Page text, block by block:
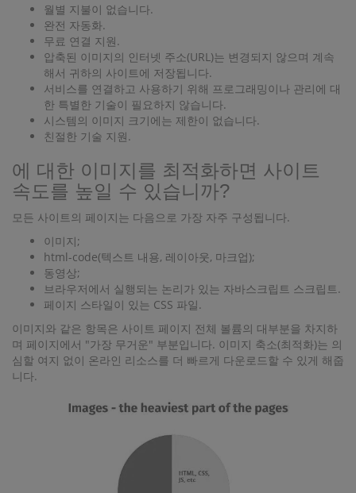
월별 지불이 없습니다.
완전 자동화.
무료 연결 지원.
압축된 이미지의 인터넷 주소(URL)는 변경되지 않으며 계속
해서 귀하의 사이트에 저장됩니다.
서비스를 연결하고 사용하기 위해 프로그래밍이나 관리에 대
한 특별한 기술이 필요하지 않습니다.
시스템의 이미지 크기에는 제한이 없습니다.
친절한 기술 지원.
에 대한 이미지를 최적화하면 사이트
속도를 높일 수 있습니까?
모든 사이트의 페이지는 다음으로 가장 자주 구성됩니다.
이미지;
html-code(텍스트 내용, 레이아웃, 마크업);
동영상;
브라우저에서 실행되는 논리가 있는 자바스크립트 스크립트.
페이지 스타일이 있는 CSS 파일.
이미지와 같은 항목은 사이트 페이지 전체 볼륨의 대부분을 차지하
며 페이지에서 "가장 무거운" 부분입니다. 이미지 축소(최적화)는 의
심할 여지 없이 온라인 리소스를 더 빠르게 다운로드할 수 있게 해줍
니다.